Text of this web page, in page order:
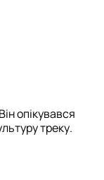
опікувався
треку.